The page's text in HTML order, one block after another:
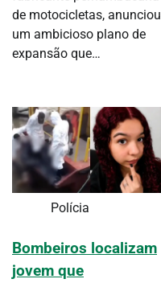
de motocicletas, anunciou
um ambicioso plano de
expansão que…
Polícia
Bombeiros localizam
jovem que